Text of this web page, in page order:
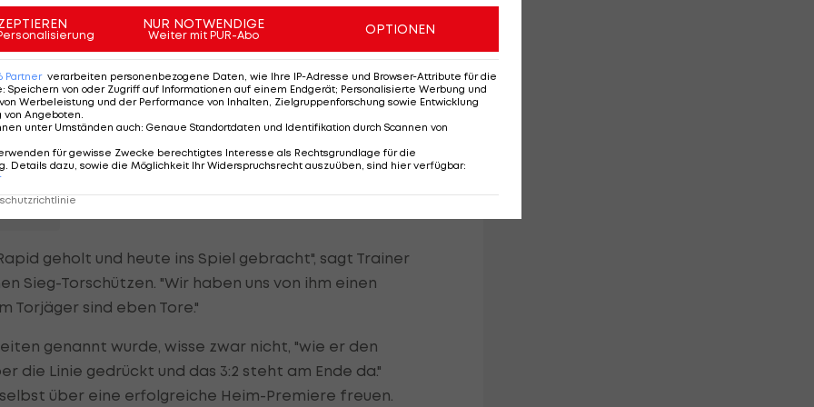
sind eben Tore"
geholt und heute ins Spiel gebracht", sagt Trainer
Sieg-Torschützen. "Wir haben uns von ihm einen
Torjäger sind eben Tore."
genannt wurde, wisse zwar nicht, "wie er den
die Linie gedrückt und das 3:2 steht am Ende da."
über eine erfolgreiche Heim-Premiere freuen.
NUR NOTWENDIGE
Weiter mit PUR-Abo OPTIONEN
Partner verarbeiten personenbezogene Daten, wie Ihre IP-Adresse und Browser-Attribute für die
: Speichern von oder Zugriff auf Informationen auf einem Endgerät; Personalisierte Werbung und
Werbeleistung und der Performance von Inhalten, Zielgruppenforschung sowie Entwicklung
von Angeboten.
unter Umständen auch: Genaue Standortdaten und Identifikation durch Scannen von
für gewisse Zwecke berechtigtes Interesse als Rechtsgrundlage für die
Details dazu, sowie die Möglichkeit Ihr Widerspruchsrecht auszuüben, sind hier verfügbar: